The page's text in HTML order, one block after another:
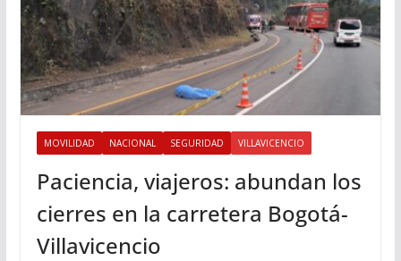
MOVILIDAD NACIONAL SEGURIDAD VILLAVICENCIO
Paciencia, viajeros: abundan los
cierres en la carretera Bogotá-
Villavicencio